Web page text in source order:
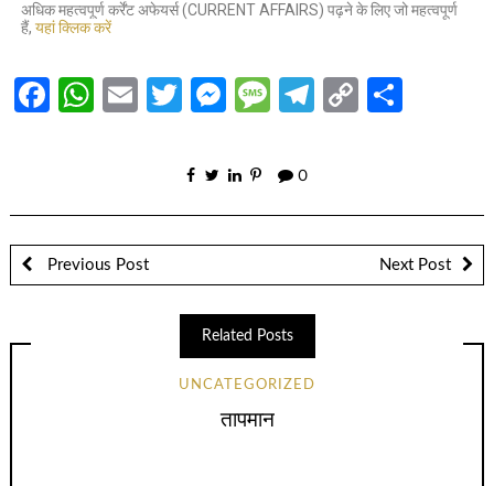
अधिक महत्वपूर्ण कर्रेंट अफेयर्स (CURRENT AFFAIRS) पढ़ने के लिए जो महत्वपूर्ण
हैं, यहां क्लिक करें
Facebook
WhatsApp
EmailTwitter
Messenger
Message
Telegram
Copy
0
Previous Post Next Post
Related Posts
UNCATEGORIZED
तापमान